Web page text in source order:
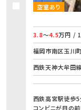
空室あり
3.8～4.5万円 /
福岡市南区玉川
西鉄天神大牟田
西鉄高宮駅徒歩5
コンビニが目の